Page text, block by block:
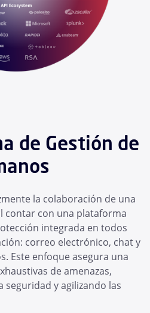
de Gestión de
la colaboración de una
contar con una plataforma
integrada en todos
correo electrónico, chat y
Este enfoque asegura una
de amenazas,
seguridad y agilizando las